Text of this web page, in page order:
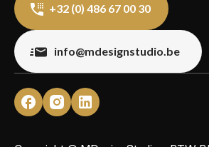
+32 (0) 486 67 00 30
info@mdesignstudio.be